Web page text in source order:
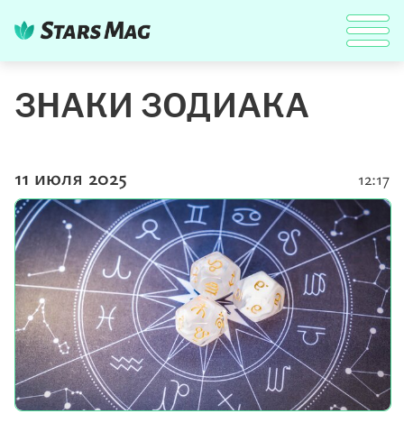
ЗНАКИ ЗОДИАКА
11 июля 2025 12:17